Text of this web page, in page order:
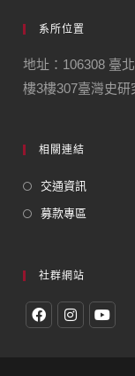
系所位置
地址：106308 臺
樓3樓307臺灣史研
相關連結
交通資訊
募款專區
社群網站